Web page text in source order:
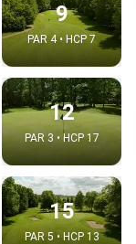
9
PAR 4 • HCP 7
12
PAR 3 • HCP 17
15
PAR 5 • HCP 13